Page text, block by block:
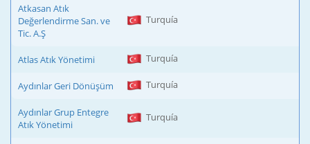
Atkasan Atık
Değerlendirme San. ve
Tic. A.Ş
Turquía
Atlas Atık Yönetimi Turquía
Aydınlar Geri Dönüşüm Turquía
Aydınlar Grup Entegre
Atık Yönetimi
Turquía